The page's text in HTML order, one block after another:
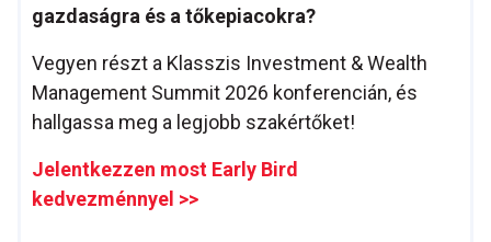
gazdaságra és a tőkepiacokra?
Vegyen részt a Klasszis Investment & Wealth
Management Summit 2026 konferencián, és
hallgassa meg a legjobb szakértőket!
Jelentkezzen most Early Bird
kedvezménnyel >>